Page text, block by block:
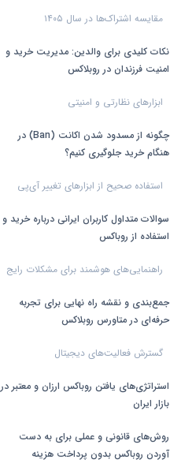
مقایسه اشتراک‌ها در سال ۱۴۰۵
نکات کلیدی برای والدین: مدیریت خرید و
امنیت فرزندان در روبلاکس
ابزارهای نظارتی و امنیتی
چگونه از مسدود شدن اکانت (Ban) در
هنگام خرید جلوگیری کنیم؟
استفاده صحیح از ابزارهای تغییر آی‌پی
سوالات متداول کاربران ایرانی درباره خرید و
استفاده از روباکس
راهنمایی‌های هوشمند برای مشکلات رایج
جمع‌بندی و نقشه راه نهایی برای تجربه
حرفه‌ای در متاورس روبلاکس
گسترش فعالیت‌های دیجیتال
استراتژی‌های یافتن روباکس ارزان و معتبر در
بازار ایران
روش‌های قانونی و عملی برای به دست
آوردن روباکس بدون پرداخت هزینه